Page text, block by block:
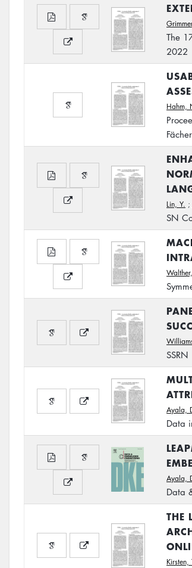
The
2022
Hahm,
Lin, Y. ;
SN
SSRN
Ayala,
Data
Ayala,
Data
THE
Kirsten,